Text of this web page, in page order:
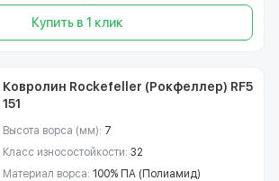
Купить в 1 клик
Ковролин Rockefeller (Рокфеллер) RF5
151
Высота ворса (мм): 7
Класс износостойкости: 32
Материал ворса: 100% ПА (Полиамид)